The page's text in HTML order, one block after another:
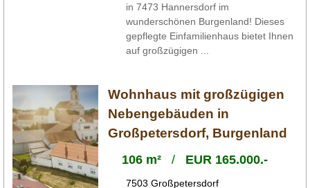
in 7473 Hannersdorf im
wunderschönen Burgenland! Dieses
gepflegte Einfamilienhaus bietet Ihnen
auf großzügigen ...
Wohnhaus mit großzügigen
Nebengebäuden in
Großpetersdorf, Burgenland
106 m²/ EUR 165.000.-
7503 Großpetersdorf